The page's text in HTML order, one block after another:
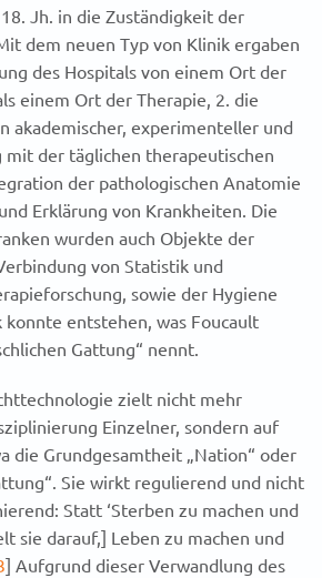
Jh. in die Zuständigkeit der
dem neuen Typ von Klinik ergaben
des Hospitals von einem Ort der
einem Ort der Therapie, 2. die
akademischer, experimenteller und
mit der täglichen therapeutischen
der pathologischen Anatomie
Erklärung von Krankheiten. Die
wurden auch Objekte der
von Statistik und
sowie der Hygiene
entstehen, was Foucault
Gattung“ nennt.
zielt nicht mehr
Einzelner, sondern auf
die Grundgesamtheit „Nation“ oder
Sie wirkt regulierend und nicht
Statt ‘Sterben zu machen und
sie darauf,] Leben zu machen und
] Aufgrund dieser Verwandlung des